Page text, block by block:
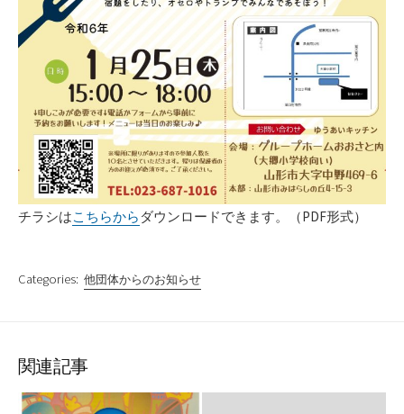
チラシはこちらから ダウンロードできます。（PDF形式）
Categories: 他団体からのお知らせ
関連記事